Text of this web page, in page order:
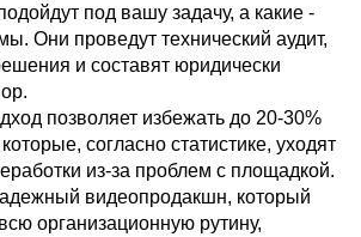
под вашу задачу, а какие -
Они проведут технический аудит,
и составят юридически
позволяет избежать до 20-30%
согласно статистике, уходят
из-за проблем с площадкой.
видеопродакшн, который
организационную рутину,